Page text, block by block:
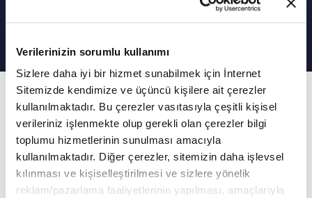
Verilerinizin sorumlu kullanımı
Sizlere daha iyi bir hizmet sunabilmek için İnternet
Sitemizde kendimize ve üçüncü kişilere ait çerezler
kullanılmaktadır. Bu çerezler vasıtasıyla çeşitli kişisel
verileriniz işlenmekte olup gerekli olan çerezler bilgi
toplumu hizmetlerinin sunulması amacıyla
kullanılmaktadır. Diğer çerezler, sitemizin daha işlevsel
kılınması ve kişiselleştirilmesi ve sizlere yönelik
reklam/pazarlama faaliyetlerinin yapılması, amaçlarıyla
Pergelin Ayağı
61. Bölüm
İmtihan ve zaman ilişkisi
Sanatçı Enes Ergür'ün sunumu Prof. Dr.
Mahmut Erol Kılıç'ın katkılarıyla Pergelin Ayağı
yeni bölümüyle sizlerle...